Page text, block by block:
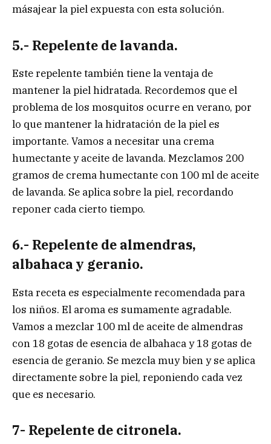
másajear la piel expuesta con esta solución.
5.- Repelente de lavanda.
Este repelente también tiene la ventaja de
mantener la piel hidratada. Recordemos que el
problema de los mosquitos ocurre en verano, por
lo que mantener la hidratación de la piel es
importante. Vamos a necesitar una crema
humectante y aceite de lavanda. Mezclamos 200
gramos de crema humectante con 100 ml de aceite
de lavanda. Se aplica sobre la piel, recordando
reponer cada cierto tiempo.
6.- Repelente de almendras,
albahaca y geranio.
Esta receta es especialmente recomendada para
los niños. El aroma es sumamente agradable.
Vamos a mezclar 100 ml de aceite de almendras
con 18 gotas de esencia de albahaca y 18 gotas de
esencia de geranio. Se mezcla muy bien y se aplica
directamente sobre la piel, reponiendo cada vez
que es necesario.
7- Repelente de citronela.